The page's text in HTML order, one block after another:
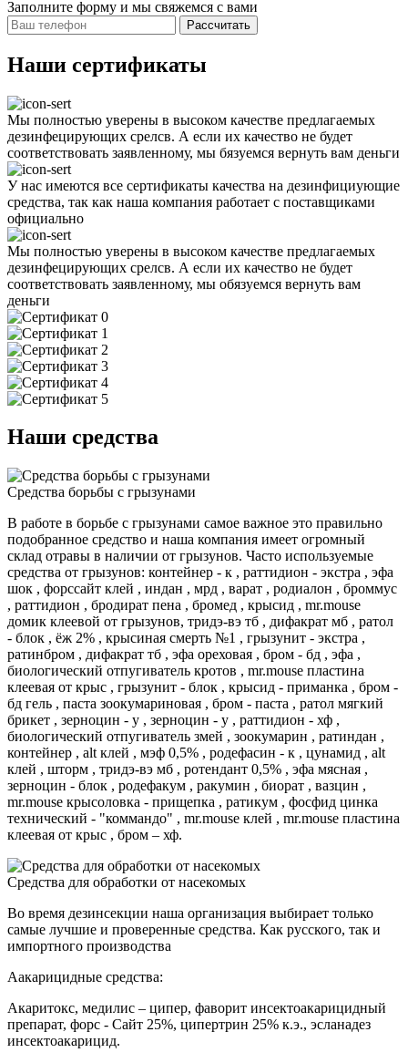
Заполните форму и мы свяжемся с вами
Рассчитать
Наши сертификаты
Мы полностью уверены в высоком качестве предлагаемых
дезинфецирующих срелсв. А если их качество не будет
соответствовать заявленному, мы бязуемся вернуть вам деньги
У нас имеются все сертификаты качества на дезинфициующие
средства, так как наша компания работает с поставщиками
официально
Мы полностью уверены в высоком качестве предлагаемых
дезинфецирующих срелсв. А если их качество не будет
соответствовать заявленному, мы обязуемся вернуть вам
деньги
Наши средства
Средства борьбы с грызунами
В работе в борьбе с грызунами самое важное это правильно
подобранное средство и наша компания имеет огромный
склад отравы в наличии от грызунов. Часто используемые
средства от грызунов: контейнер - к , раттидион - экстра , эфа
шок , форссайт клей , индан , мрд , варат , родиалон , броммус
, раттидион , бродират пена , бромед , крысид , mr.mouse
домик клеевой от грызунов, тридэ-вэ тб , дифакрат мб , ратол
- блок , ёж 2% , крысиная смерть №1 , грызунит - экстра ,
ратинбром , дифакрат тб , эфа ореховая , бром - бд , эфа ,
биологический отпугиватель кротов , mr.mouse пластина
клеевая от крыс , грызунит - блок , крысид - приманка , бром -
бд гель , паста зоокумариновая , бром - паста , ратол мягкий
брикет , зерноцин - у , зерноцин - у , раттидион - хф ,
биологический отпугиватель змей , зоокумарин , ратиндан ,
контейнер , alt клей , мэф 0,5% , родефасин - к , цунамид , alt
клей , шторм , тридэ-вэ мб , ротендант 0,5% , эфа мясная ,
зерноцин - блок , родефакум , ракумин , биорат , вазцин ,
mr.mouse крысоловка - прищепка , ратикум , фосфид цинка
технический - "коммандо" , mr.mouse клей , mr.mouse пластина
клеевая от крыс , бром – хф.
Средства для обработки от насекомых
Во время дезинсекции наша организация выбирает только
самые лучшие и проверенные средства. Как русского, так и
импортного производства
Аакарицидные средства:
Акаритокс, медилис – ципер, фаворит инсектоакарицидный
препарат, форс - Сайт 25%, ципертрин 25% к.э., эсланадез
инсектоакарицид.